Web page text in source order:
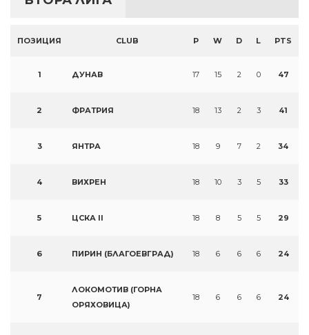
ПОЗИЦИЯ CLUB P W D L PTS
1 ДУНАВ 17 15 2 0 47
2 ФРАТРИЯ 18 13 2 3 41
3 ЯНТРА 18 9 7 2 34
4 ВИХРЕН 18 10 3 5 33
5 ЦСКА II 18 8 5 5 29
6 ПИРИН (БЛАГОЕВГРАД) 18 6 6 6 24
7
ЛОКОМОТИВ (ГОРНА
ОРЯХОВИЦА)
18 6 6 6 24